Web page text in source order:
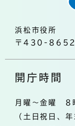
浜松市役所
〒430-8652
開庁時間
月曜～金曜
（土日祝日、